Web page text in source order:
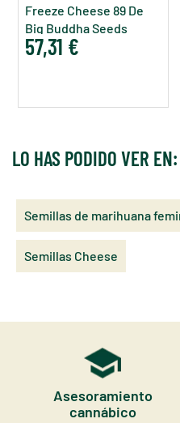
Freeze Cheese 89 De
Big Buddha Seeds
57,31 €
LO HAS PODIDO VER EN:
Semillas de marihuana
Semillas Cheese
Asesoramiento
cannábico